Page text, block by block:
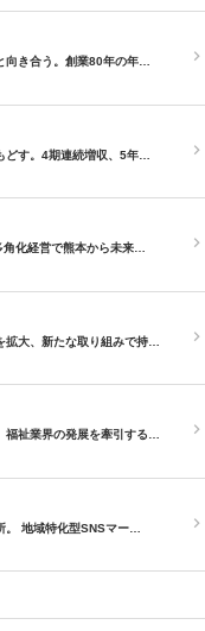
向き合う。創業80年の年…
どす。4期連続増収、5年…
角化経営で熊本から未来…
拡大、新たな取り組みで持…
福祉業界の発展を牽引する…
。 地域特化型SNSマー…